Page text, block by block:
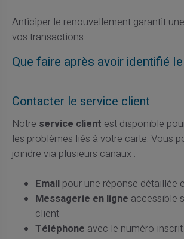
Anticiper le renouvellement garantit
vos transactions.
Que faire après avoir identifié
Contacter le service client
Notre service client est disponible
les problèmes liés à votre carte. Vous
joindre via plusieurs canaux :
Email pour une réponse détaillée
Messagerie en ligne accessible
client
Téléphone avec le numéro